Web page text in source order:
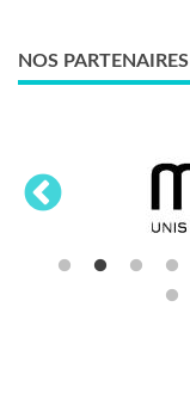
NOS PARTENAIRES